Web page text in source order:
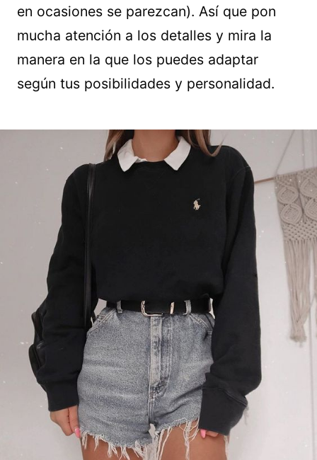
en ocasiones se parezcan). Así que pon
mucha atención a los detalles y mira la
manera en la que los puedes adaptar
según tus posibilidades y personalidad.